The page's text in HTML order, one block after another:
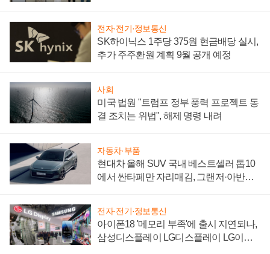
전자·전기·정보통신
SK하이닉스 1주당 375원 현금배당 실시,
추가 주주환원 계획 9월 공개 예정
사회
미국 법원 "트럼프 정부 풍력 프로젝트 동
결 조치는 위법", 해제 명령 내려
자동차·부품
현대차 올해 SUV 국내 베스트셀러 톱10
에서 싼타페만 자리매김, 그랜저·아반떼
전자·전기·정보통신
아이폰18 '메모리 부족'에 출시 지연되나,
삼성디스플레이 LG디스플레이 LG이노